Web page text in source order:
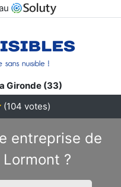
Gironde (33)
(104 votes)
entreprise de
?